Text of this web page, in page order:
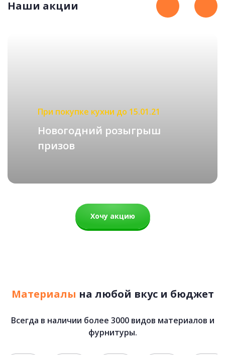
Каролина
67 000 руб.
49 452 руб.
Майя
45 060 руб.
Рассчитать стоимость
Наши акции
При покупке кухни до 15.01.21
Новогодний розыгрыш
призов
Хочу акцию
Материалы на любой вкус и бюджет
Всегда в наличии более 3000 видов материалов и
фурнитуры.